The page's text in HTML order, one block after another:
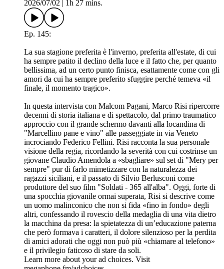
2026/07/02 1h 27 mins.
Ep. 145:
La sua stagione preferita è l'inverno, preferita all'estate, di cui
ha sempre patito il declino della luce e il fatto che, per quanto
bellissima, ad un certo punto finisca, esattamente come con gli
amori da cui ha sempre preferito sfuggire perché temeva «il
finale, il momento tragico».
In questa intervista con Malcom Pagani, Marco Risi ripercorre
decenni di storia italiana e di spettacolo, dal primo traumatico
approccio con il grande schermo davanti alla locandina di
"Marcellino pane e vino" alle passeggiate in via Veneto
incrociando Federico Fellini. Risi racconta la sua personale
visione della regia, ricordando la severità con cui costrinse un
giovane Claudio Amendola a «sbagliare» sul set di "Mery per
sempre" pur di farlo mimetizzare con la naturalezza dei
ragazzi siciliani, e il passato di Silvio Berlusconi come
produttore del suo film "Soldati - 365 all'alba". Oggi, forte di
una spocchia giovanile ormai superata, Risi si descrive come
un uomo malinconico che non si fida «fino in fondo» degli
altri, confessando il rovescio della medaglia di una vita dietro
la macchina da presa: la spietatezza di un’educazione paterna
che però formava i caratteri, il dolore silenzioso per la perdita
di amici adorati che oggi non può più «chiamare al telefono»
e il privilegio faticoso di stare da soli.
Learn more about your ad choices. Visit